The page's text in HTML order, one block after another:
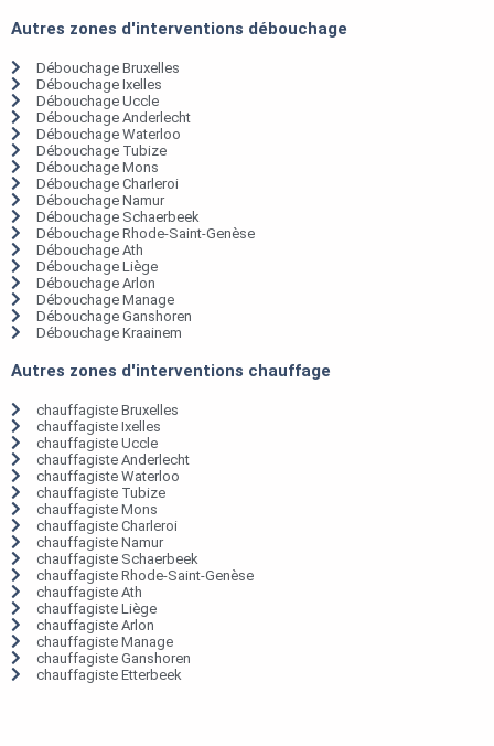
Autres zones d'interventions débouchage
Débouchage Bruxelles
Débouchage Ixelles
Débouchage Uccle
Débouchage Anderlecht
Débouchage Waterloo
Débouchage Tubize
Débouchage Mons
Débouchage Charleroi
Débouchage Namur
Débouchage Schaerbeek
Débouchage Rhode-Saint-Genèse
Débouchage Ath
Débouchage Liège
Débouchage Arlon
Débouchage Manage
Débouchage Ganshoren
Débouchage Kraainem
Autres zones d'interventions chauffage
chauffagiste Bruxelles
chauffagiste Ixelles
chauffagiste Uccle
chauffagiste Anderlecht
chauffagiste Waterloo
chauffagiste Tubize
chauffagiste Mons
chauffagiste Charleroi
chauffagiste Namur
chauffagiste Schaerbeek
chauffagiste Rhode-Saint-Genèse
chauffagiste Ath
chauffagiste Liège
chauffagiste Arlon
chauffagiste Manage
chauffagiste Ganshoren
chauffagiste Etterbeek